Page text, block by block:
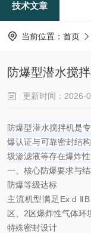
技术文章
当前位置： 首页
防爆型潜水搅
更新时间：2026-
‌防爆型潜水搅拌机是
爆认证与可靠密封结
圾渗滤液等存在爆炸性
一、核心防爆要求与
‌防爆等级达标‌
主流机型满足 ‌Ex d
区、2区爆炸性气体环
‌特殊密封设计‌